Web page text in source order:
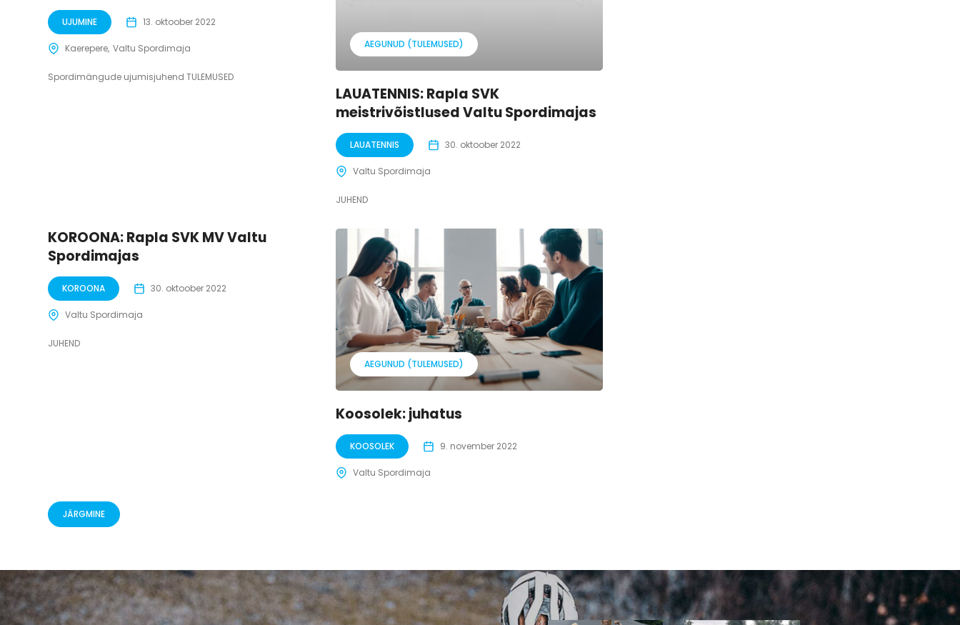
UJUMINE 13. oktoober 2022
Kaerepere Valtu Spordimaja
Spordimängude ujumisjuhend TULEMUSED
AEGUNUD (TULEMUSED)
LAUATENNIS: Rapla SVK
meistrivõistlused Valtu Spordimajas
LAUATENNIS 30. oktoober 2022
Valtu Spordimaja
JUHEND
KOROONA: Rapla SVK MV Valtu
Spordimajas
KOROONA 30. oktoober 2022
Valtu Spordimaja
JUHEND
AEGUNUD (TULEMUSED)
Koosolek: juhatus
KOOSOLEK 9. november 2022
Valtu Spordimaja
JÄRGMINE